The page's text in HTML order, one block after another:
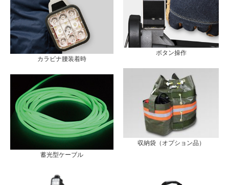
カラビナ腰装着時
蓄光型ケーブル
ボタン操作
収納袋（オプション品）